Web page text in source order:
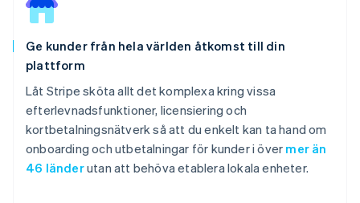
Ge kunder från hela världen åtkomst till din
plattform
Låt Stripe sköta allt det komplexa kring vissa
efterlevnadsfunktioner, licensiering och
kortbetalningsnätverk så att du enkelt kan ta hand om
onboarding och utbetalningar för kunder i över mer än
46 länderutan att behöva etablera lokala enheter.